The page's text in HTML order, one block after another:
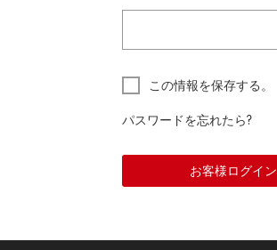
この情報を保存する。
パスワードを忘れたら?
お客様ログイン